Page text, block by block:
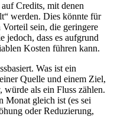
Credits, mit denen
werden. Dies könnte für
sein, die geringere
jedoch, dass es aufgrund
Kosten führen kann.
Was ist ein
Quelle und einem Ziel,
als ein Fluss zählen.
Monat gleich ist (es sei
oder Reduzierung,